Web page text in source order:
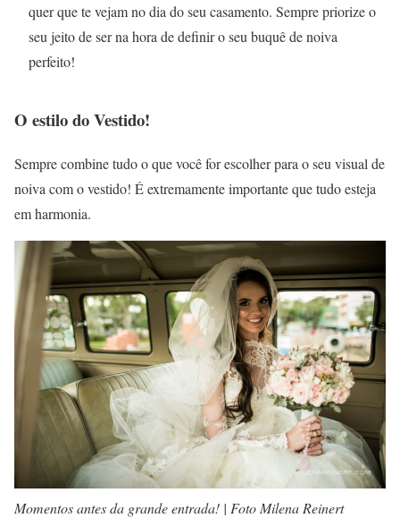
quer que te vejam no dia do seu casamento. Sempre priorize o
seu jeito de ser na hora de definir o seu buquê de noiva
perfeito!
O estilo do Vestido!
Sempre combine tudo o que você for escolher para o seu visual de
noiva com o vestido! É extremamente importante que tudo esteja
em harmonia.
Momentos antes da grande entrada! | Foto Milena Reinert